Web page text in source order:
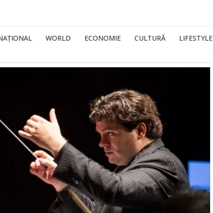
WORLD ECONOMIE CULTURĂ LIFESTYLE